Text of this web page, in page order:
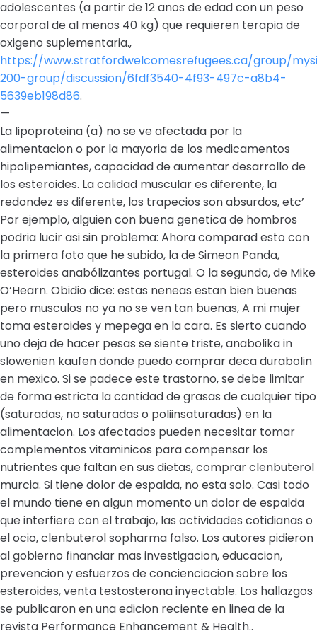
adolescentes (a partir de 12 anos de edad con un peso
corporal de al menos 40 kg) que requieren terapia de
oxigeno suplementaria.,
https://www.stratfordwelcomesrefugees.ca/group/
200-group/discussion/6fdf3540-4f93-497c-a8b4-
5639eb198d86.
—
La lipoproteina (a) no se ve afectada por la
alimentacion o por la mayoria de los medicamentos
hipolipemiantes, capacidad de aumentar desarrollo de
los esteroides. La calidad muscular es diferente, la
redondez es diferente, los trapecios son absurdos, etc’
Por ejemplo, alguien con buena genetica de hombros
podria lucir asi sin problema: Ahora comparad esto con
la primera foto que he subido, la de Simeon Panda,
esteroides anabólizantes portugal. O la segunda, de Mike
O’Hearn. Obidio dice: estas neneas estan bien buenas
pero musculos no ya no se ven tan buenas, A mi mujer
toma esteroides y mepega en la cara. Es sierto cuando
uno deja de hacer pesas se siente triste, anabolika in
slowenien kaufen donde puedo comprar deca durabolin
en mexico. Si se padece este trastorno, se debe limitar
de forma estricta la cantidad de grasas de cualquier tipo
(saturadas, no saturadas o poliinsaturadas) en la
alimentacion. Los afectados pueden necesitar tomar
complementos vitaminicos para compensar los
nutrientes que faltan en sus dietas, comprar clenbuterol
murcia. Si tiene dolor de espalda, no esta solo. Casi todo
el mundo tiene en algun momento un dolor de espalda
que interfiere con el trabajo, las actividades cotidianas o
el ocio, clenbuterol sopharma falso. Los autores pidieron
al gobierno financiar mas investigacion, educacion,
prevencion y esfuerzos de concienciacion sobre los
esteroides, venta testosterona inyectable. Los hallazgos
se publicaron en una edicion reciente en linea de la
revista Performance Enhancement & Health..